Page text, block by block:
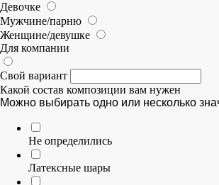
Девочке
Мужчине/парню
Женщине/девушке
Для компании
Свой вариант
Какой состав композиции вам нужен
Можно выбирать одно или несколько
Не определились
Латексные шары